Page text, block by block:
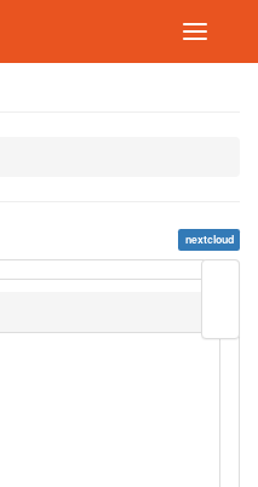
nextcloud
page